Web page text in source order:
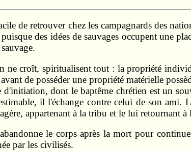
de retrouver chez les campagnards des
des idées de sauvages occupent une
ne croît, spiritualisent tout : la propriété
de posséder une propriété matérielle
dont le baptême chrétien est un
il l'échange contre celui de son ami.
appartenant à la tribu et le lui retournant
le corps après la mort pour
par les civilisés.